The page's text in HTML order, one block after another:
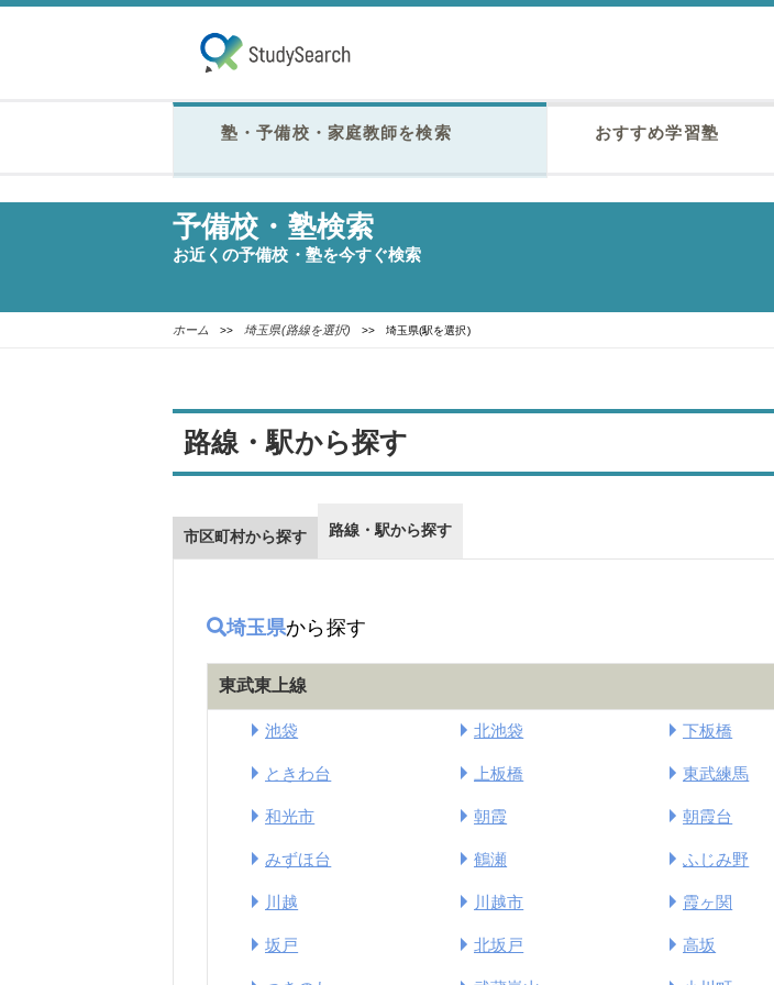
塾・予備校・家庭教師を検索 おすすめ学習塾
予備校・塾検索
お近くの予備校・塾を今すぐ検索
ホーム >>埼玉県(路線を選択) >> 埼玉県(駅を選択)
路線・駅から探す
市区町村から探す 路線・駅から探す
埼玉県から探す
東武東上線
池袋 北池袋 下板橋
ときわ台 上板橋 東武練馬
和光市 朝霞 朝霞台
みずほ台 鶴瀬 ふじみ野
川越 川越市 霞ヶ関
坂戸 北坂戸 高坂